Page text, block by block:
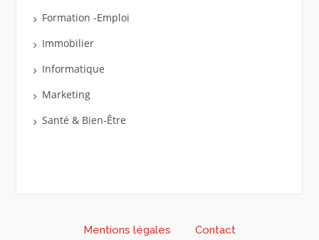
Formation -Emploi
Immobilier
Informatique
Marketing
Santé & Bien-Être
Mentions légales Contact